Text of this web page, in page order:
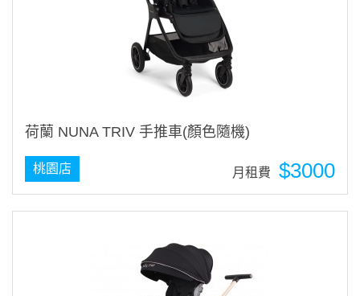
荷蘭 NUNA TRIV 手推車(顏色隨機)
$3000
月租費
桃園店